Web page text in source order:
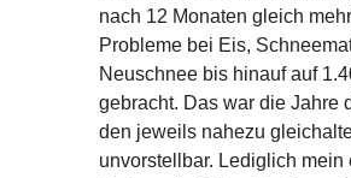
nach 12 Monaten gleich
Probleme bei Eis,
Neuschnee bis hinauf auf
gebracht. Das war die Jahre
den jeweils nahezu
unvorstellbar. Lediglich mein